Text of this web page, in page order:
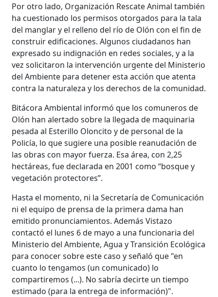
Por otro lado, Organización Rescate Animal también
ha cuestionado los permisos otorgados para la tala
del manglar y el relleno del río de Olón con el fin de
construir edificaciones. Algunos ciudadanos han
expresado su indignación en redes sociales, y a la
vez solicitaron la intervención urgente del Ministerio
del Ambiente para detener esta acción que atenta
contra la naturaleza y los derechos de la comunidad.
Bitácora Ambiental informó que los comuneros de
Olón han alertado sobre la llegada de maquinaria
pesada al Esterillo Oloncito y de personal de la
Policía, lo que sugiere una posible reanudación de
las obras con mayor fuerza. Esa área, con 2,25
hectáreas, fue declarada en 2001 como “bosque y
vegetación protectores”.
Hasta el momento, ni la Secretaría de Comunicación
ni el equipo de prensa de la primera dama han
emitido pronunciamientos. Además Vistazo
contactó el lunes 6 de mayo a una funcionaria del
Ministerio del Ambiente, Agua y Transición Ecológica
para conocer sobre este caso y señaló que "en
cuanto lo tengamos (un comunicado) lo
compartiremos (...). No sabría decirte un tiempo
estimado (para la entrega de información)".